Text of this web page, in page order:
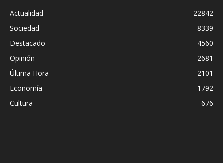
Actualidad
22842
Sociedad
8339
Destacado
4560
Opinión
2681
Última Hora
2101
Economía
1792
Cultura
676